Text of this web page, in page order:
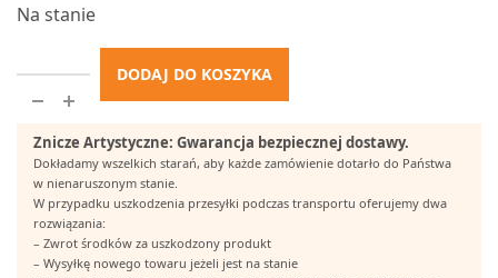
Na stanie
DODAJ DO KOSZYKA
Znicze Artystyczne: Gwarancja bezpiecznej dostawy.
Dokładamy wszelkich starań, aby każde zamówienie dotarło do Państwa
w nienaruszonym stanie.
W przypadku uszkodzenia przesyłki podczas transportu oferujemy dwa
rozwiązania:
– Zwrot środków za uszkodzony produkt
– Wysyłkę nowego towaru jeżeli jest na stanie